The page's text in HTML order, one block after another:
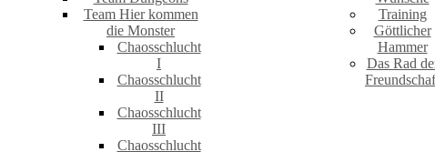
Team Hier kommen
die Monster
Chaosschlucht
I
Chaosschlucht
II
Chaosschlucht
III
Chaosschlucht
Training
Göttlicher
Hammer
Das Rad